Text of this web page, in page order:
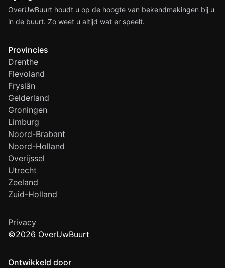
OverUwBuurt houdt u op de hoogte van bekendmakingen bij u
in de buurt. Zo weet u altijd wat er speelt.
Provincies
Drenthe
Flevoland
Fryslân
Gelderland
Groningen
Limburg
Noord-Brabant
Noord-Holland
Overijssel
Utrecht
Zeeland
Zuid-Holland
Privacy
©2026 OverUwBuurt
Ontwikkeld door